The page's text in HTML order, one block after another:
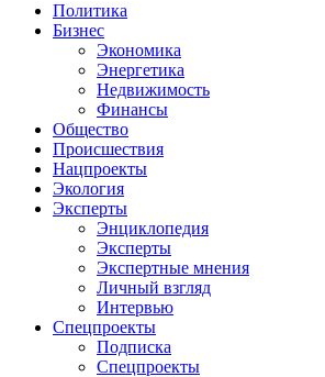
Политика
Бизнес
Экономика
Энергетика
Недвижимость
Финансы
Общество
Происшествия
Нацпроекты
Экология
Эксперты
Энциклопедия
Эксперты
Экспертные мнения
Личный взгляд
Интервью
Спецпроекты
Подписка
Спецпроекты